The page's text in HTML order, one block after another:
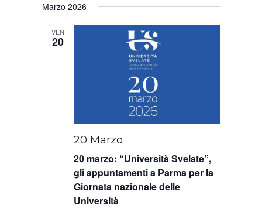
Marzo 2026
VEN
20
20 marzo: “Università Svelate”,
gli appuntamenti a Parma per la
Giornata nazionale delle
Università
20 Marzo